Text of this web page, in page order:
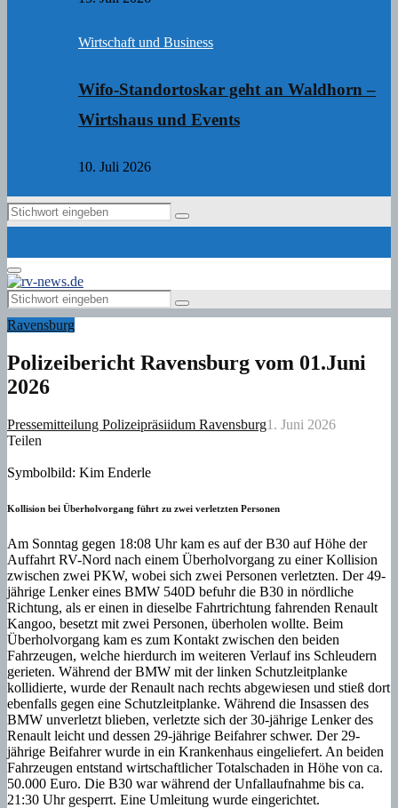
Wirtschaft und Business
Wifo-Standortoskar geht an Waldhorn –
Wirtshaus und Events
10. Juli 2026
Search
Search
Primary
Menu
Search
for:
Search
Ravensburg
Polizeibericht Ravensburg vom 01.Juni
2026
Pressemitteilung Polizeipräsiidum Ravensburg1. Juni 2026
Teilen
Symbolbild: Kim Enderle
Kollision bei Überholvorgang führt zu zwei verletzten Personen
Am Sonntag gegen 18:08 Uhr kam es auf der B30 auf Höhe der
Auffahrt RV-Nord nach einem Überholvorgang zu einer Kollision
zwischen zwei PKW, wobei sich zwei Personen verletzten. Der 49-
jährige Lenker eines BMW 540D befuhr die B30 in nördliche
Richtung, als er einen in dieselbe Fahrtrichtung fahrenden Renault
Kangoo, besetzt mit zwei Personen, überholen wollte. Beim
Überholvorgang kam es zum Kontakt zwischen den beiden
Fahrzeugen, welche hierdurch im weiteren Verlauf ins Schleudern
gerieten. Während der BMW mit der linken Schutzleitplanke
kollidierte, wurde der Renault nach rechts abgewiesen und stieß dort
ebenfalls gegen eine Schutzleitplanke. Während die Insassen des
BMW unverletzt blieben, verletzte sich der 30-jährige Lenker des
Renault leicht und dessen 29-jährige Beifahrer schwer. Der 29-
jährige Beifahrer wurde in ein Krankenhaus eingeliefert. An beiden
Fahrzeugen entstand wirtschaftlicher Totalschaden in Höhe von ca.
50.000 Euro. Die B30 war während der Unfallaufnahme bis ca.
21:30 Uhr gesperrt. Eine Umleitung wurde eingerichtet.